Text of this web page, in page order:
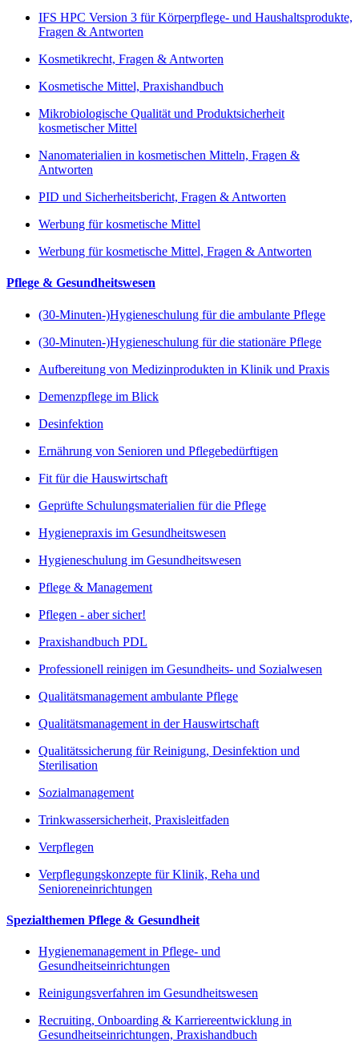
IFS HPC Version 3 für Körperpflege- und Haushaltsprodukte,
Fragen & Antworten
Kosmetikrecht, Fragen & Antworten
Kosmetische Mittel, Praxishandbuch
Mikrobiologische Qualität und Produktsicherheit
kosmetischer Mittel
Nanomaterialien in kosmetischen Mitteln, Fragen &
Antworten
PID und Sicherheitsbericht, Fragen & Antworten
Werbung für kosmetische Mittel
Werbung für kosmetische Mittel, Fragen & Antworten
Pflege & Gesundheitswesen
(30-Minuten-)Hygieneschulung für die ambulante Pflege
(30-Minuten-)Hygieneschulung für die stationäre Pflege
Aufbereitung von Medizinprodukten in Klinik und Praxis
Demenzpflege im Blick
Desinfektion
Ernährung von Senioren und Pflegebedürftigen
Fit für die Hauswirtschaft
Geprüfte Schulungsmaterialien für die Pflege
Hygienepraxis im Gesundheitswesen
Hygieneschulung im Gesundheitswesen
Pflege & Management
Pflegen - aber sicher!
Praxishandbuch PDL
Professionell reinigen im Gesundheits- und Sozialwesen
Qualitätsmanagement ambulante Pflege
Qualitätsmanagement in der Hauswirtschaft
Qualitätssicherung für Reinigung, Desinfektion und
Sterilisation
Sozialmanagement
Trinkwassersicherheit, Praxisleitfaden
Verpflegen
Verpflegungskonzepte für Klinik, Reha und
Senioreneinrichtungen
Spezialthemen Pflege & Gesundheit
Hygienemanagement in Pflege- und
Gesundheitseinrichtungen
Reinigungsverfahren im Gesundheitswesen
Recruiting, Onboarding & Karriereentwicklung in
Gesundheitseinrichtungen, Praxishandbuch